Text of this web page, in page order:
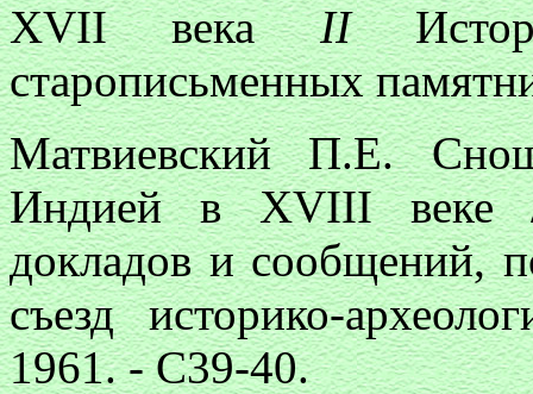
ХVII векаII
старописьменных
Матвиевский П.Е.
Индией в ХVIII веке //
докладов и сообщений,
съезд историко-
1961. - С39-40.